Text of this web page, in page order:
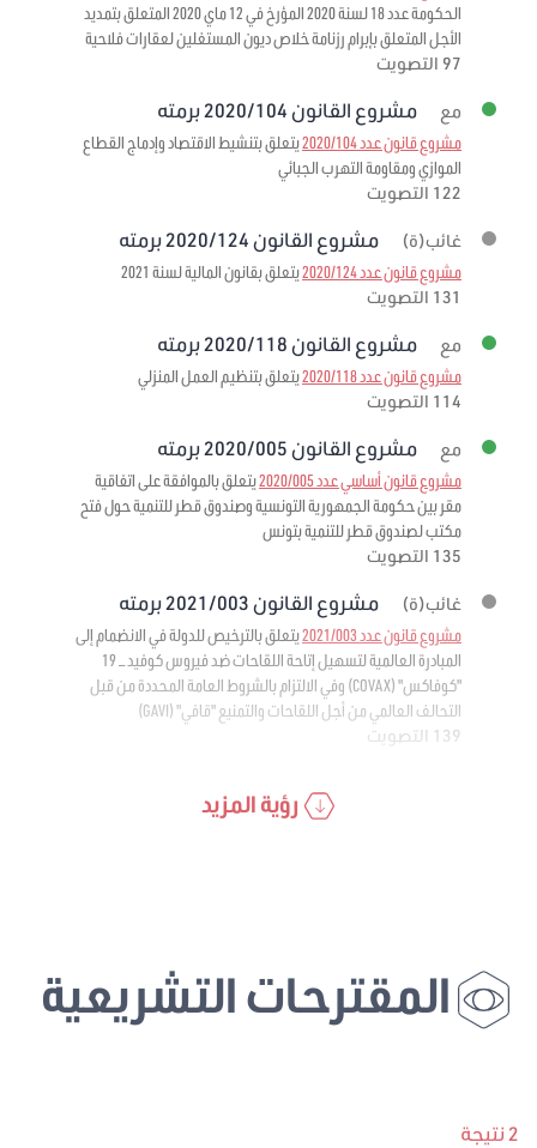
الحكومة عدد 18 لسنة 2020 المؤرخ في 12 ماي 2020 المتعلق بتمديد
الأجل المتعلق بإبرام رزنامة خلاص ديون المستغلين لعقارات فلاحية
97 التصويت
مع مشروع القانون 2020/104 برمته
مشروع قانون عدد 2020/104
يتعلق بتنشيط الاقتصاد وإدماج القطاع
الموازي ومقاومة التهرب الجبائي
122 التصويت
غائب(ة) مشروع القانون 2020/124 برمته
مشروع قانون عدد 2020/124
يتعلق بقانون المالية لسنة 2021
131 التصويت
مع مشروع القانون 2020/118 برمته
مشروع قانون عدد 2020/118
يتعلق بتنظيم العمل المنزلي
114 التصويت
مع مشروع القانون 2020/005 برمته
مشروع قانون أساسي عدد 2020/005
يتعلق بالموافقة على اتفاقية
مقر بين حكومة الجمهورية التونسية وصندوق قطر للتنمية حول فتح
مكتب لصندوق قطر للتنمية بتونس
135 التصويت
غائب(ة) مشروع القانون 2021/003 برمته
مشروع قانون عدد 2021/003
يتعلق بالترخيص للدولة في الانضمام إلى
المبادرة العالمية لتسهيل إتاحة اللقاحات ضد فيروس كوفيد – 19
"كوفاكس" (COVAX) وفي الالتزام بالشروط العامة المحددة من قبل
التحالف العالمي من أجل اللقاحات والتمنيع "قافي" (GAVI)
139 التصويت
رؤية المزيد
المقترحات التشريعية
2 نتيجة